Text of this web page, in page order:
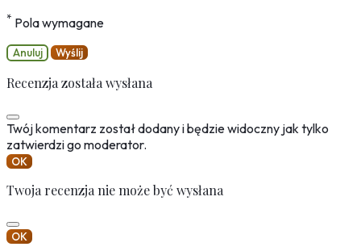
* Pola wymagane
Anuluj Wyślij
Recenzja została wysłana
Twój komentarz został dodany i będzie widoczny jak tylko
zatwierdzi go moderator.
OK
Twoja recenzja nie może być wysłana
OK